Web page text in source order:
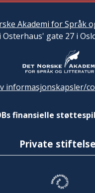
Akademi for Språk
gate 27 i
informasjonskapsler/
finansielle
Private